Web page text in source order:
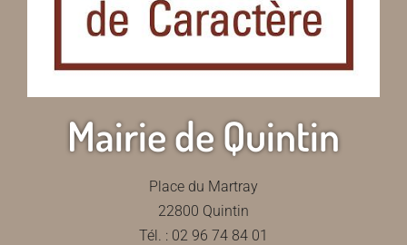
Mairie de Quintin
Place du Martray
22800 Quintin
Tél. : 02 96 74 84 01